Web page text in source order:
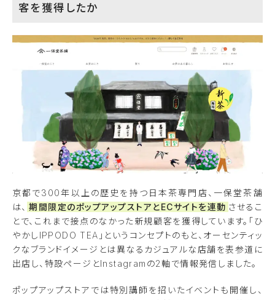
客を獲得したか
京都で300年以上の歴史を持つ日本茶専門店、一保堂茶舗
は、 期間限定のポップアップストアとECサイトを連動 させるこ
とで、これまで接点のなかった新規顧客を獲得しています。「ひ
やかしIPPODO TEA」というコンセプトのもと、オーセンティッ
クなブランドイメージとは異なるカジュアルな店舗を表参道に
出店し、特設ページとInstagramの2軸で情報発信しました。
ポップアップストアでは特別講師を招いたイベントも開催し、